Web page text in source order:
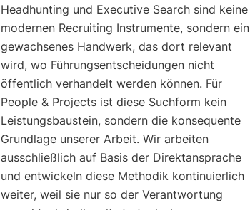
Headhunting und Executive Search sind keine
modernen Recruiting Instrumente, sondern ein
gewachsenes Handwerk, das dort relevant
wird, wo Führungsentscheidungen nicht
öffentlich verhandelt werden können. Für
People & Projects ist diese Suchform kein
Leistungsbaustein, sondern die konsequente
Grundlage unserer Arbeit. Wir arbeiten
ausschließlich auf Basis der Direktansprache
und entwickeln diese Methodik kontinuierlich
weiter, weil sie nur so der Verantwortung